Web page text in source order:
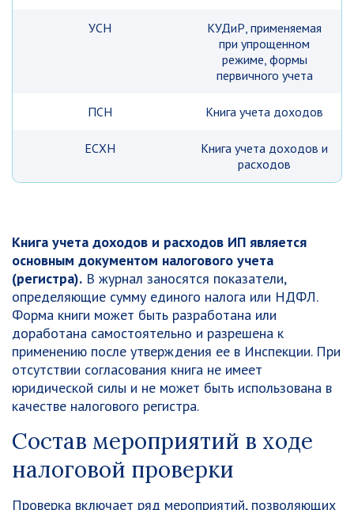
УСН
КУДиР, применяемая
при упрощенном
режиме, формы
первичного учета
ПСН Книга учета доходов
ЕСХН
Книга учета доходов и
расходов
Книга учета доходов и расходов ИП является
основным документом налогового учета
(регистра). В журнал заносятся показатели,
определяющие сумму единого налога или НДФЛ.
Форма книги может быть разработана или
доработана самостоятельно и разрешена к
применению после утверждения ее в Инспекции. При
отсутствии согласования книга не имеет
юридической силы и не может быть использована в
качестве налогового регистра.
Состав мероприятий в ходе
налоговой проверки
Проверка включает ряд мероприятий, позволяющих